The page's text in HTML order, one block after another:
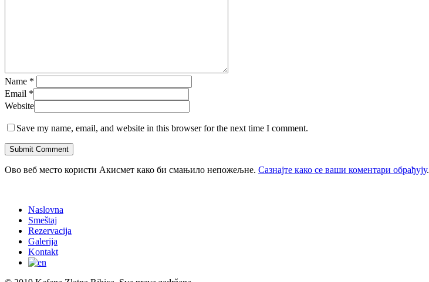
Name *
Email *
Website
Save my name, email, and website in this browser for the next time I comment.
Ово веб место користи Акисмет како би смањило непожељне. Сазнајте како се ваши коментари обрађују.
Naslovna
Smeštaj
Rezervacija
Galerija
Kontakt